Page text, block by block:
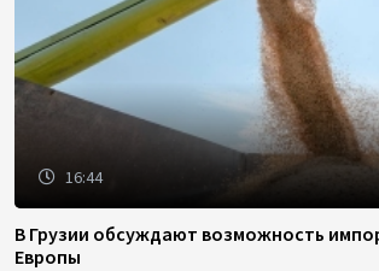
16:44
В Грузии обсуждают возможность
Европы